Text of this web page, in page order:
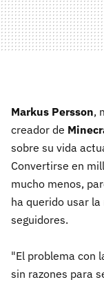
Markus Persson,
creador de
sobre su vida
Convertirse en
mucho menos,
ha querido usar
seguidores.
"El problema con
sin razones para